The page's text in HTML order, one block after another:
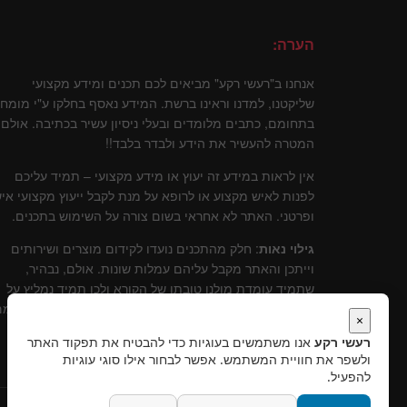
הערה:
אנחנו ב"רעשי רקע" מביאים לכם תכנים ומידע מקצועי
שליקטנו, למדנו וראינו ברשת. המידע נאסף בחלקו ע"י
בתחומם, כתבים מלומדים ובעלי ניסיון עשיר בכתיבה. אולם
המטרה להעשיר את הידע ולבדר בלבד!!
אין לראות במידע זה יעוץ או מידע מקצועי – תמיד עליכם
לפנות לאיש מקצוע או לרופא על מנת לקבל ייעוץ מקצועי
ופרטני. האתר לא אחראי בשום צורה על השימוש בתכנים.
גילוי נאות: חלק מהתכנים נועדו לקידום מוצרים ושירותים
וייתכן והאתר מקבל עליהם עמלות שונות. אולם, נבהיר,
שתמיד עומדת מולנו טובתו של הקורא ולכן תמיד נמליץ על
שירותים ומוצרים שלדעתינו עומדים בסטנרט איכותי
×
רעשי רקע אנו משתמשים בעוגיות כדי להבטיח את תפקוד האתר
ולשפר את חוויית המשתמש. אפשר לבחור אילו סוגי עוגיות
להפעיל.